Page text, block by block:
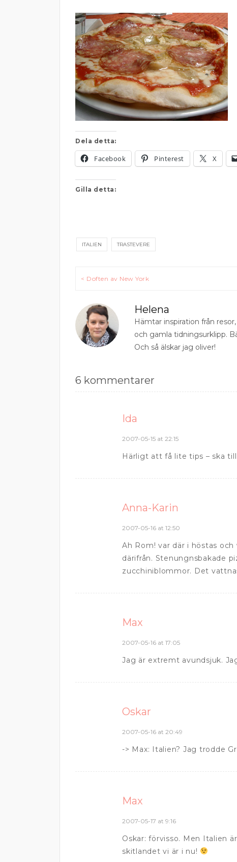
Dela detta:
Facebook Pinterest X
Gilla detta:
ITALIEN TRASTEVERE
Inläggsnavigering
< Doften av New York
Helena
Hämtar inspiration från
och gamla tidningsurklipp.
Och så älskar jag oliver!
6 kommentarer
Ida
2007-05-15 at 22:15
Härligt att få lite tips – ska
Anna-Karin
2007-05-16 at 12:50
Ah Rom! var där i höstas
därifrån. Stenungnsbakade
zucchiniblommor. Det
Max
2007-05-16 at 17:05
Jag är extremt avundsjuk.
Oskar
2007-05-16 at 20:49
-> Max: Italien? Jag trodde
Max
2007-05-17 at 9:16
Oskar: förvisso. Men Italien
skitlandet vi är i nu!